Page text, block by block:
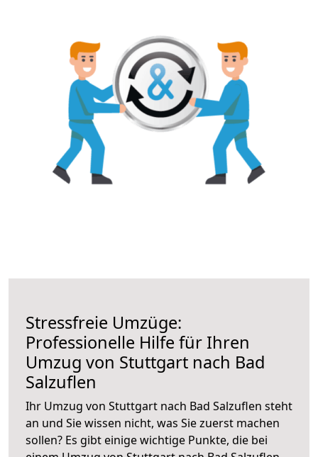
Stressfreie Umzüge:
Professionelle Hilfe für Ihren
Umzug von Stuttgart nach Bad
Salzuflen
Ihr Umzug von Stuttgart nach Bad Salzuflen steht
an und Sie wissen nicht, was Sie zuerst machen
sollen? Es gibt einige wichtige Punkte, die bei